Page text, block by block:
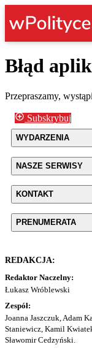
Błąd
Przepraszamy,
Subskrybuj
WYDARZENIA
NASZE SERWISY
KONTAKT
PRENUMERATA
REDAKCJA:
Redaktor Naczelny:
Łukasz Wróblewski
Zespół:
Joanna Jaszczuk, Adam
Staniewicz, Kamil
Sławomir Cedzyński.